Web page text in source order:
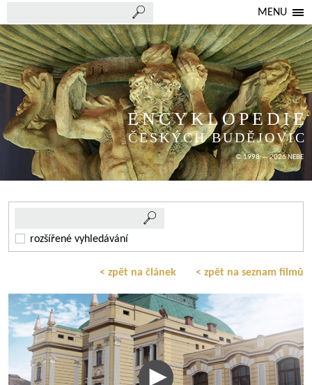
MENU
ENCYKLOPEDIE
ČESKÝCH BUDĚJOVIC
© 1998 — 2026 NEBE
rozšířené vyhledávání
< zpět na článek < zpět na seznam filmů